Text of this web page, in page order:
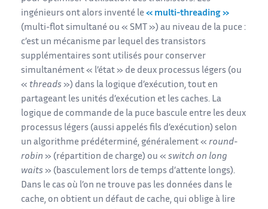
ingénieurs ont alors inventé le « multi-threading »
(multi-flot simultané ou « SMT ») au niveau de la puce :
c’est un mécanisme par lequel des transistors
supplémentaires sont utilisés pour conserver
simultanément « l’état » de deux processus légers (ou
« threads ») dans la logique d’exécution, tout en
partageant les unités d’exécution et les caches. La
logique de commande de la puce bascule entre les deux
processus légers (aussi appelés fils d’exécution) selon
un algorithme prédéterminé, généralement « round-
robin » (répartition de charge) ou « switch on long
waits » (basculement lors de temps d’attente longs).
Dans le cas où l’on ne trouve pas les données dans le
cache, on obtient un défaut de cache, qui oblige à lire